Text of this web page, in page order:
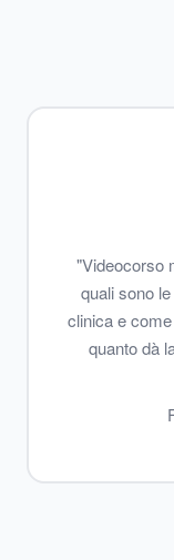
"Videocorso
quali sono
clinica e
quanto dà